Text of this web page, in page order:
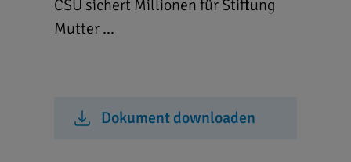
CSU sichert Millionen für Stiftung
Mutter ...
Dokument downloaden